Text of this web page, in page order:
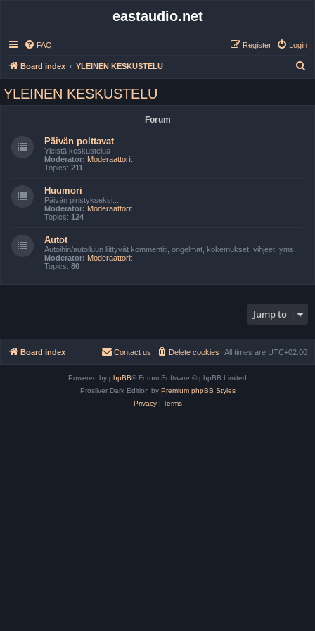
eastaudio.net
FAQ Login
Register
Board index YLEINEN KESKUSTELU
YLEINEN KESKUSTELU
Forum
Päivän polttavat
Yleistä keskustelua
Moderator: Moderaattorit
Topics: 211
Huumori
Päivän piristykseksi...
Moderator: Moderaattorit
Topics: 124
Autot
Autoihin/autoiluun liittyvät kommentiti, ongelmat, kokemukset, vihjeet, yms
Moderator: Moderaattorit
Topics: 80
Jump to
Board index All times are UTC+02:00
Delete cookies
Contact us
Powered by phpBB® Forum Software © phpBB Limited
Prosilver Dark Edition by Premium phpBB Styles
Privacy| Terms